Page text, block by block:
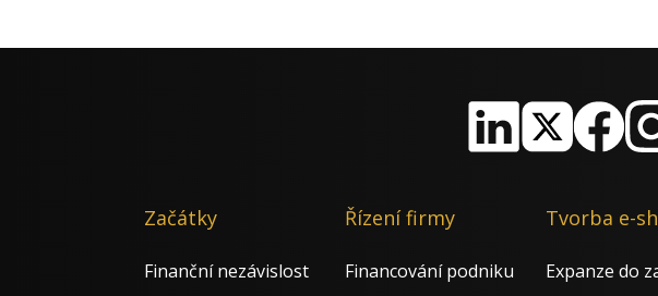
Začátky
Finanční nezávislost
Řízení firmy
Financování podniku
Tvorba e-
Expanze do